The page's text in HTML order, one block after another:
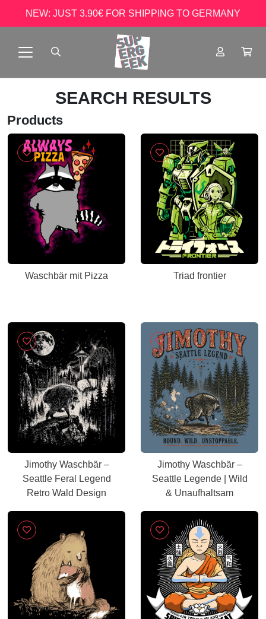
NEW: JUST 3.90€ FOR SHIPPING TO GERMANY
SEARCH RESULTS
Products
Waschbär mit Pizza Triad frontier
Jimothy Waschbär –
Seattle Feral Legend
Retro Wald Design
Jimothy Waschbär –
Seattle Legende | Wild
& Unaufhaltsam